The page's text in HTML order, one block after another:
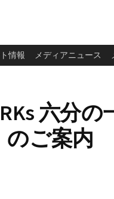
情報 メディアニュース
六分の
ご案内